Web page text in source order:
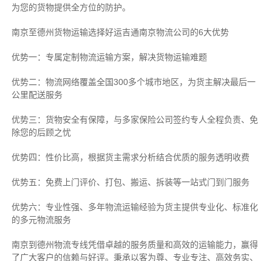
为您的货物提供全方位的防护。
南京至德州货物运输选择好运吉通南京物流公司的6大优势
优势一：专属定制物流运输方案，解决货物运输难题
优势二：物流网络覆盖全国300多个城市地区，为货主解决最后一
公里配送服务
优势三：货物安全有保障，与多家保险公司签约专人全程负责、免
除您的后顾之忧
优势四：性价比高，根据货主需求分析结合优质的服务透明收费
优势五：免费上门评价、打包、搬运、拆装等一站式门到门服务
优势六：专业性强、多年物流运输经验为货主提供专业化、标准化
的多元物流服务
南京到德州物流专线凭借卓越的服务质量和高效的运输能力，赢得
了广大客户的信赖与好评。 秉承以客为尊、专业专注、高效务实、